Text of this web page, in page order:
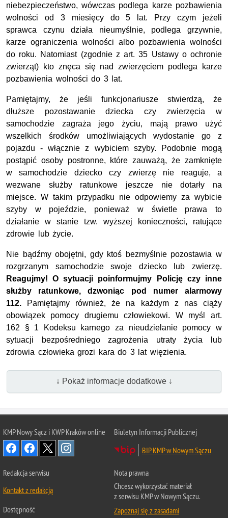
niebezpieczeństwo, wówczas podlega karze pozbawienia
wolności od 3 miesięcy do 5 lat. Przy czym jeżeli
sprawca czynu działa nieumyślnie, podlega grzywnie,
karze ograniczenia wolności albo pozbawienia wolności
do roku. Natomiast (zgodnie z art. 35 Ustawy o ochronie
zwierząt) kto znęca się nad zwierzęciem podlega karze
pozbawienia wolności do 3 lat.
Pamiętajmy, że jeśli funkcjonariusze stwierdzą, że
dłuższe pozostawanie dziecka czy zwierzęcia w
samochodzie zagraża jego życiu, mają prawo użyć
wszelkich środków umożliwiających wydostanie go z
pojazdu - włącznie z wybiciem szyby. Podobnie mogą
postąpić osoby postronne, które zauważą, że zamknięte
w samochodzie dziecko czy zwierzę nie reaguje, a
wezwane służby ratunkowe jeszcze nie dotarły na
miejsce. W takim przypadku nie odpowiemy za wybicie
szyby w pojeździe, ponieważ w świetle prawa to
działanie w stanie tzw. wyższej konieczności, ratujące
zdrowie lub życie.
Nie bądźmy obojętni, gdy ktoś bezmyślnie pozostawia w
rozgrzanym samochodzie swoje dziecko lub zwierzę.
Reagujmy! O sytuacji poinformujmy Policję czy inne
służby ratunkowe, dzwoniąc pod numer alarmowy
112. Pamiętajmy również, że na każdym z nas ciąży
obowiązek pomocy drugiemu człowiekowi. W myśl art.
162 § 1 Kodeksu karnego za nieudzielanie pomocy w
sytuacji bezpośredniego zagrożenia utraty życia lub
zdrowia człowieka grozi kara do 3 lat więzienia.
↓ Pokaż informacje dodatkowe ↓
KMP Nowy Sącz i KWP Kraków online
Biuletyn Informacji Publicznej
BIP KMP w Nowym Sączu
Redakcja serwisu
Kontakt z redakcją
Dostępność
Nota prawna
Chcesz wykorzystać materiał
z serwisu KMP w Nowym Sączu.
Zapoznaj się z zasadami